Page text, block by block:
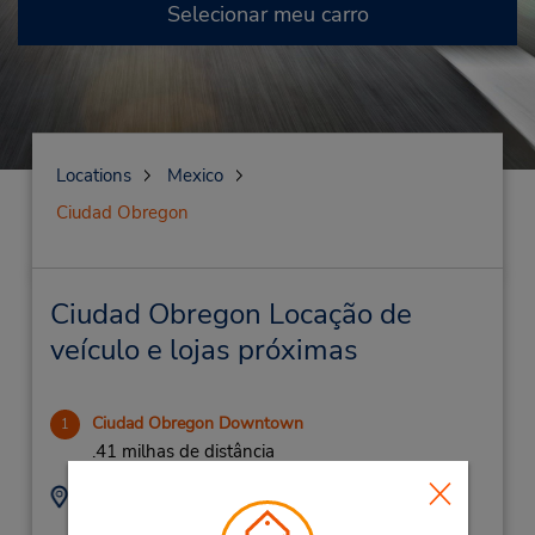
Selecionar meu carro
Locations
Mexico
Ciudad Obregon
Ciudad Obregon Locação de
veículo e lojas próximas
1 Ciudad Obregon Downtown
.41 milhas de distância
Endereço: